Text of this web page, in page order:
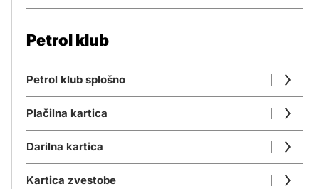
Petrol klub
Petrol klub splošno
Plačilna kartica
Darilna kartica
Kartica zvestobe